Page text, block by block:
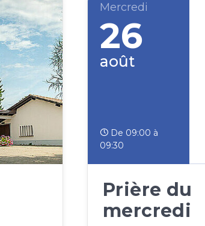
Mercredi
26
août
De 09:00 à
09:30
Prière du
mercredi